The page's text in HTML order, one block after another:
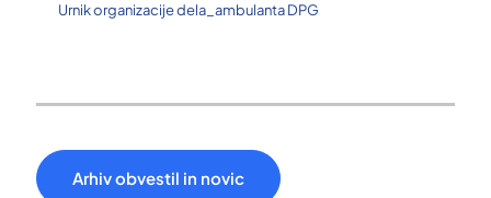
Urnik organizacije dela_ambulanta DPG
Arhiv obvestil in novic